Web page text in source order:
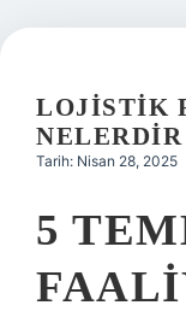
Yasal Uyarı
LOJISTIK
NELERDIR
Tarih: Nisan 28, 2025
5